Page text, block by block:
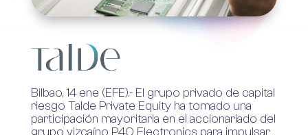
Bilbao, 14 ene (EFE).- El grupo privado de capital
riesgo Talde Private Equity ha tomado una
participación mayoritaria en el accionariado del
grupo vizcaíno P4Q Electronics para impulsar